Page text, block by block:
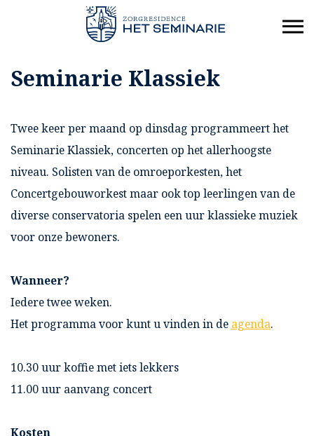
Seminarie Klassiek
Twee keer per maand op dinsdag programmeert het
Seminarie Klassiek, concerten op het allerhoogste
niveau. Solisten van de omroeporkesten, het
Concertgebouworkest maar ook top leerlingen van de
diverse conservatoria spelen een uur klassieke muziek
voor onze bewoners.
Wanneer?
Iedere twee weken.
Het programma voor kunt u vinden in de agenda.
10.30 uur koffie met iets lekkers
11.00 uur aanvang concert
Kosten